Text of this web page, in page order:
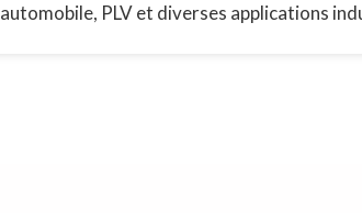
automobile, PLV et diverses applications